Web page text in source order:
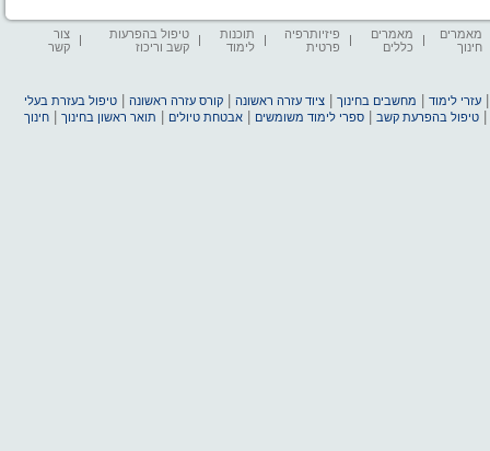
מאמרים
חינוך
מאמרים
כללים
פיזיותרפיה
פרטית
תוכנות
לימוד
טיפול בהפרעות
קשב וריכוז
צור
קשר
עזרי לימוד מחשבים בחינוך |ציוד עזרה ראשונה |קורס עזרה ראשונה |טיפול בעזרת בעלי
|טיפול בהפרעת קשב |ספרי לימוד משומשים |אבטחת טיולים תואר ראשון בחינוך |חינוך